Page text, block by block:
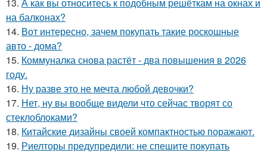
на балконах?
14. Вот интересно, зачем покупать такие роскошные
авто - дома?
15. Коммуналка снова растёт - два повышения в 2026
году.
16. Ну разве это не мечта любой девочки?
17. Нет, ну вы вообще видели что сейчас творят со
стеклоблоками?
18. Китайские дизайны своей компактностью поражают.
19. Риелторы предупредили: не спешите покупать